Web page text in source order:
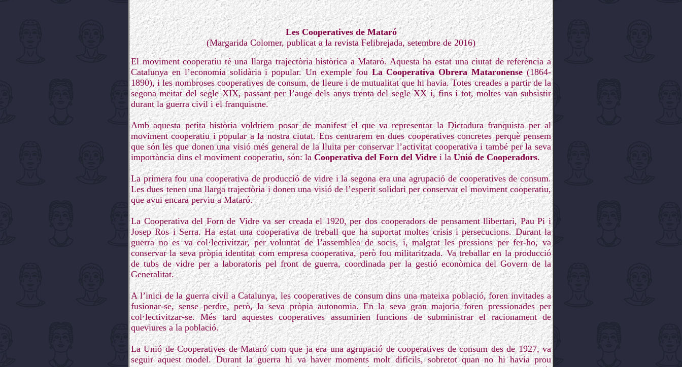
Les Cooperatives de Mataró
(Margarida Colomer, publicat a la revista Felibrejada, setembre de 2016)
El moviment cooperatiu té una llarga trajectòria històrica a Mataró. Aquesta ha estat una ciutat de referència a
Catalunya en l’economia solidària i popular. Un exemple fouLa Cooperativa Obrera Mataronense(1864-
1890), i les nombroses cooperatives de consum, de lleure i de mutualitat que hi havia. Totes creades a partir de la
segona meitat del segle XIX, passant per l’auge dels anys trenta del segle XX i, fins i tot, moltes van subsistir
durant la guerra civil i el franquisme.
Amb aquesta petita història voldríem posar de manifest el que va representar la Dictadura franquista per al
moviment cooperatiu i popular a la nostra ciutat. Ens centrarem en dues cooperatives concretes perquè pensem
que són les que donen una visió més general de la lluita per conservar l’activitat cooperativa i també per la seva
importància dins el moviment cooperatiu, són: laCooperativa del Forn del Vidrei laUnió de Cooperadors.
La primera fou una cooperativa de producció de vidre i la segona era una agrupació de cooperatives de consum.
Les dues tenen una llarga trajectòria i donen una visió de l’esperit solidari per conservar el moviment cooperatiu,
que avui encara perviu a Mataró.
La Cooperativa del Forn de Vidre va ser creada el 1920, per dos cooperadors de pensament llibertari, Pau Pi i
Josep Ros i Serra. Ha estat una cooperativa de treball que ha suportat moltes crisis i persecucions. Durant la
guerra no es va col·lectivitzar, per voluntat de l’assemblea de socis, i, malgrat les pressions per fer-ho, va
conservar la seva pròpia identitat com empresa cooperativa, però fou militaritzada. Va treballar en la producció
de tubs de vidre per a laboratoris pel front de guerra, coordinada per la gestió econòmica del Govern de la
Generalitat.
A l’inici de la guerra civil a Catalunya, les cooperatives de consum dins una mateixa població, foren invitades a
fusionar-se, sense perdre, però, la seva pròpia autonomia. En la seva gran majoria foren pressionades per
col·lectivitzar-se. Més tard aquestes cooperatives assumirien funcions de subministrar el racionament de
queviures a la població.
La Unió de Cooperatives de Mataró com que ja era una agrupació de cooperatives de consum des de 1927, va
seguir aquest model. Durant la guerra hi va haver moments molt difícils, sobretot quan no hi havia prou